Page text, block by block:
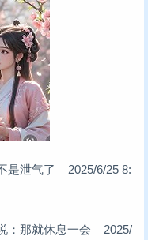
是泄气了 2025/6/25 8:
：那就休息一会 2025/